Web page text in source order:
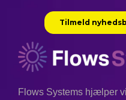
Flows Systems hjælper